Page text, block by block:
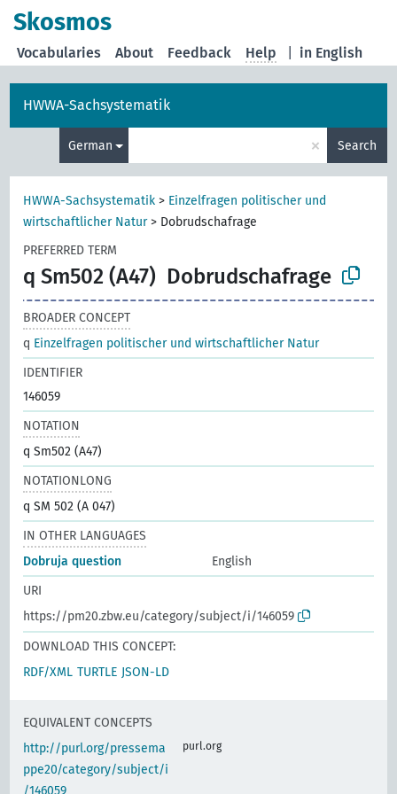
Skosmos
in English
Vocabularies About Feedback Help
HWWA-Sachsystematik
German × Search
HWWA-Sachsystematik > Einzelfragen politischer und
wirtschaftlicher Natur> Dobrudschafrage
PREFERRED TERM
q Sm502 (A47) Dobrudschafrage
BROADER CONCEPT
q Einzelfragen politischer und wirtschaftlicher Natur
IDENTIFIER
146059
NOTATION
q Sm502 (A47)
NOTATIONLONG
q SM 502 (A 047)
IN OTHER LANGUAGES
Dobruja question
English
URI
https://pm20.zbw.eu/category/subject/i/146059
DOWNLOAD THIS CONCEPT:
RDF/XML TURTLE JSON-LD
EQUIVALENT CONCEPTS
http://purl.org/pressema
ppe20/category/subject/i
/146059
purl.org